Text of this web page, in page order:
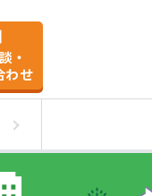
・
わせ